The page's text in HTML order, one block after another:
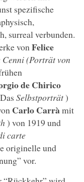
spezifische
surreal verbunden.
vonFelice
(Porträt von
de Chirico
Selbstporträt)
Carlo Carràmit
) von 1919 und
carte
originelle und
vor.